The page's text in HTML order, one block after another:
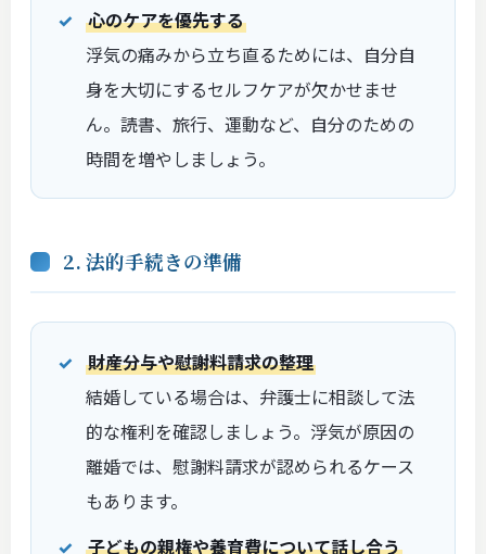
心のケアを優先する
浮気の痛みから立ち直るためには、自分自
身を大切にするセルフケアが欠かせませ
ん。読書、旅行、運動など、自分のための
時間を増やしましょう。
2. 法的手続きの準備
財産分与や慰謝料請求の整理
結婚している場合は、弁護士に相談して法
的な権利を確認しましょう。浮気が原因の
離婚では、慰謝料請求が認められるケース
もあります。
子どもの親権や養育費について話し合う